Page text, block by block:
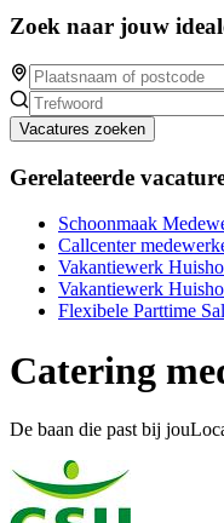
Zoek naar jouw
Vacatures zoeken
Gerelateerde
Schoonmaak
Callcenter
Vakantiewerk
Vakantiewerk
Flexibele Parttime
Catering
De baan die past bij